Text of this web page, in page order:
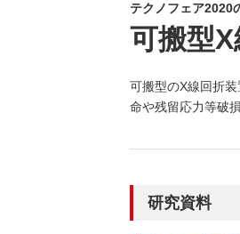
ニュース（新しいウィン
よくあ
プレスリリース（新しい
テクノフェア2020
可搬型
可搬型のX線回折
命や残留応力等破
研究資料